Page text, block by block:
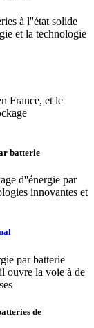
à l''état solide
et la technologie
France, et le
batterie
d''énergie par
innovantes et
par batterie
ouvre la voie à de
de